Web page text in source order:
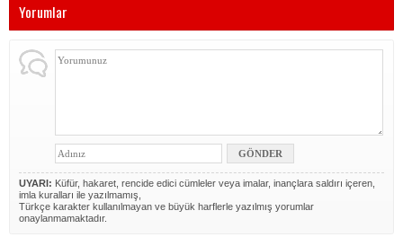
Yorumlar
UYARI: Küfür, hakaret, rencide edici cümleler veya imalar, inançlara saldırı içeren,
imla kuralları ile yazılmamış,
Türkçe karakter kullanılmayan ve büyük harflerle yazılmış yorumlar
onaylanmamaktadır.